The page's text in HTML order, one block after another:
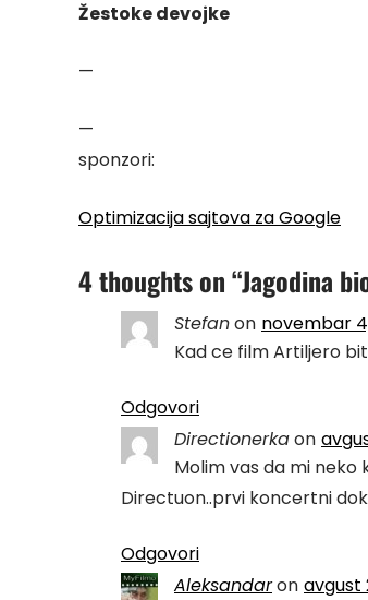
Žestoke devojke
—
—
sponzori:
Optimizacija sajtova za Google
4 thoughts on “Jagodina
Stefanon novembar
Kad ce film Artiljero
Odgovori
Directionerkaon
Molim vas da mi neko
Directuon..prvi koncertni
Odgovori
Aleksandaron avgust